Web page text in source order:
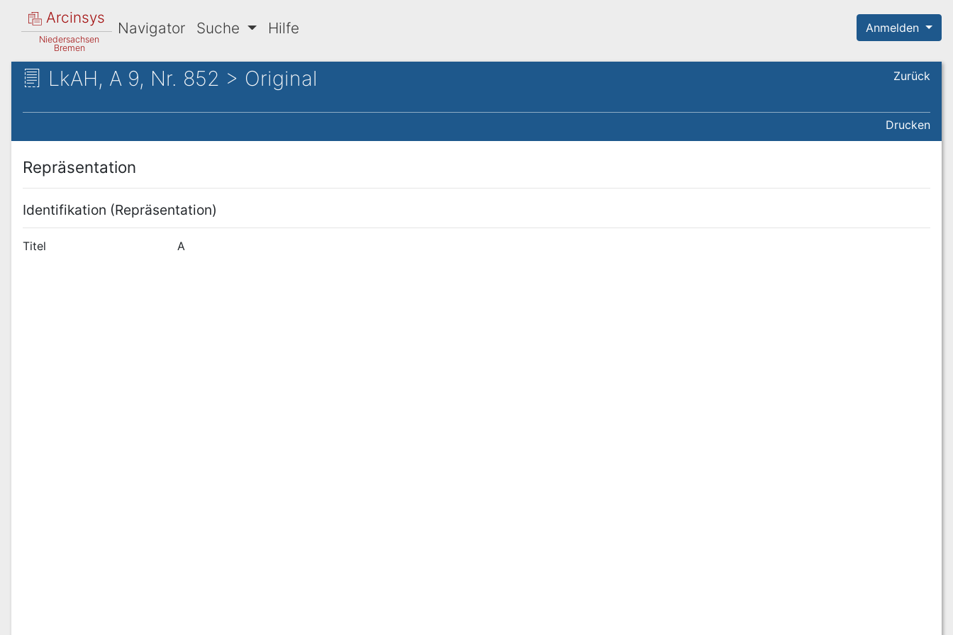
Arcinsys
Niedersachsen
Bremen
Navigator Suche Hilfe Anmelden
LkAH, A 9, Nr. 852 > Original Zurück
Drucken
Repräsentation
Identifikation (Repräsentation)
Titel A